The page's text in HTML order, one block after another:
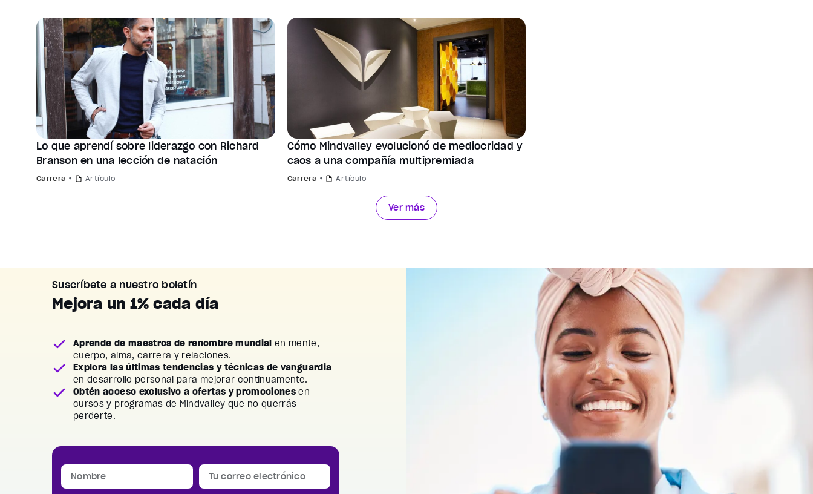
Lo que aprendí sobre liderazgo con Richard
Branson en una lección de natación
Carrera Artículo
Cómo Mindvalley evolucionó de mediocridad y
caos a una compañía multipremiada
Carrera Artículo
Ver más
Suscríbete a nuestro boletín
Mejora un 1% cada día
Aprende de maestros de renombre mundial en mente,
cuerpo, alma, carrera y relaciones.
Explora las últimas tendencias y técnicas de vanguardia
en desarrollo personal para mejorar continuamente.
Obtén acceso exclusivo a ofertas y promociones en
cursos y programas de Mindvalley que no querrás
perderte.